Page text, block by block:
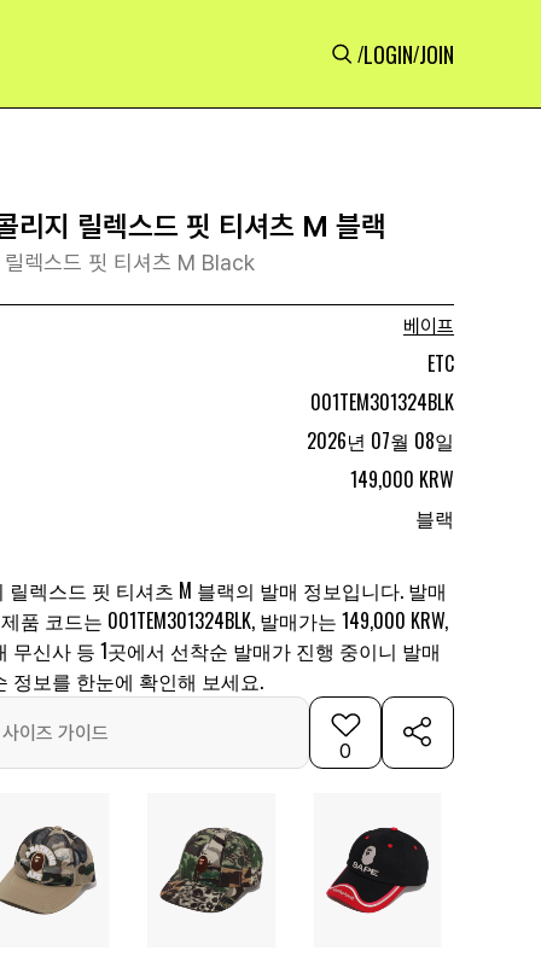
/LOGIN/JOIN
리지 릴렉스드 핏 티셔츠 M 블랙
렉스드 핏 티셔츠 M Black
베이프
ETC
001TEM301324BLK
2026년 07월 08일
149,000 KRW
블랙
렉스드 핏 티셔츠 M 블랙의 발매 정보입니다. 발매
품 코드는 001TEM301324BLK, 발매가는 149,000 KRW,
무신사 등 1곳에서 선착순 발매가 진행 중이니 발매
정보를 한눈에 확인해 보세요.
사이즈 가이드
0